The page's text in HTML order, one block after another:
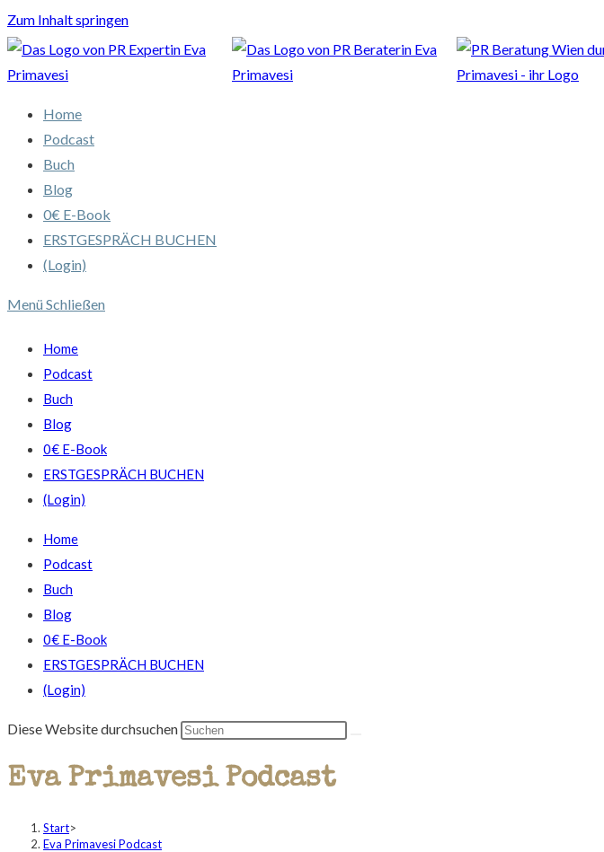
Zum Inhalt springen
Home
Podcast
Buch
Blog
0€ E-Book
ERSTGESPRÄCH BUCHEN
(Login)
Menü Schließen
Home
Podcast
Buch
Blog
0€ E-Book
ERSTGESPRÄCH BUCHEN
(Login)
Home
Podcast
Buch
Blog
0€ E-Book
ERSTGESPRÄCH BUCHEN
(Login)
Diese Website durchsuchen
Eva Primavesi Podcast
Start>
Eva Primavesi Podcast